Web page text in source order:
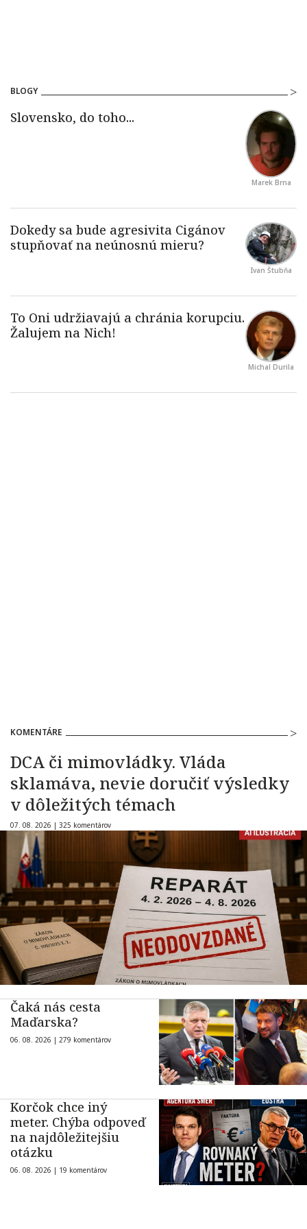
BLOGY
Marek Brna
Ivan Štubňa
Michal Durila
KOMENTÁRE
DCA či mimovládky. Vláda
sklamáva, nevie doručiť výsledky
v dôležitých témach
07. 08. 2026 | 325 komentárov
Čaká nás cesta
Maďarska?
06. 08. 2026 | 279 komentárov
Korčok chce iný
meter. Chýba odpoveď
na najdôležitejšiu
otázku
06. 08. 2026 | 19 komentárov